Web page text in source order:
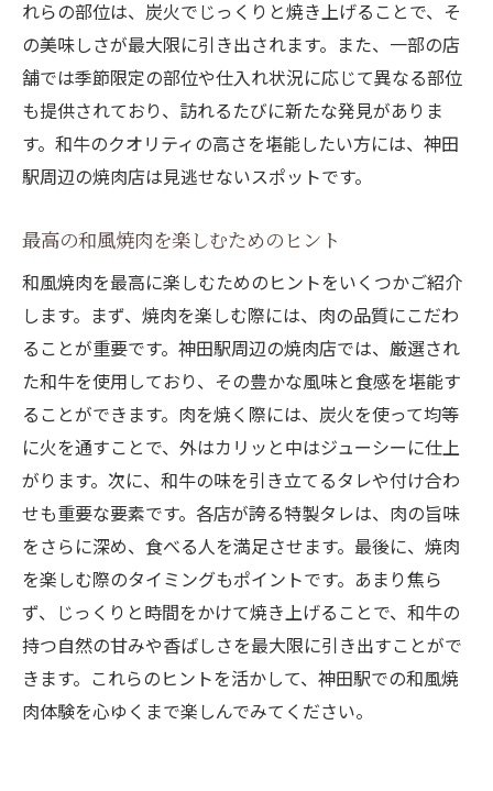
れらの部位は、炭火でじっくりと焼き上げることで、そ
の美味しさが最大限に引き出されます。また、一部の店
舗では季節限定の部位や仕入れ状況に応じて異なる部位
も提供されており、訪れるたびに新たな発見がありま
す。和牛のクオリティの高さを堪能したい方には、神田
駅周辺の焼肉店は見逃せないスポットです。
最高の和風焼肉を楽しむためのヒント
和風焼肉を最高に楽しむためのヒントをいくつかご紹介
します。まず、焼肉を楽しむ際には、肉の品質にこだわ
ることが重要です。神田駅周辺の焼肉店では、厳選され
た和牛を使用しており、その豊かな風味と食感を堪能す
ることができます。肉を焼く際には、炭火を使って均等
に火を通すことで、外はカリッと中はジューシーに仕上
がります。次に、和牛の味を引き立てるタレや付け合わ
せも重要な要素です。各店が誇る特製タレは、肉の旨味
をさらに深め、食べる人を満足させます。最後に、焼肉
を楽しむ際のタイミングもポイントです。あまり焦ら
ず、じっくりと時間をかけて焼き上げることで、和牛の
持つ自然の甘みや香ばしさを最大限に引き出すことがで
きます。これらのヒントを活かして、神田駅での和風焼
肉体験を心ゆくまで楽しんでみてください。